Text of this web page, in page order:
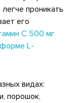
проникать
его
С 500 мг
форме L-
видах:
порошок,